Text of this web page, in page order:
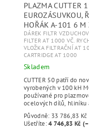
PLAZMA CUTTER
EUROZÁSUVKOU,
HOŘÁK A-101 6 M
DÁREK FILTR
FILTER AT 1000 VČ.
VLOŽKA FILTRAČNÍ AT
CARTRIDGE AT 1000
Skladem
CUTTER 50 patří do
vyrobených v 100 kH
používané pro
ocelových dílů, hliníku
Původně: 33 786,83 Kč
Ušetříte:4 746,83 Kč